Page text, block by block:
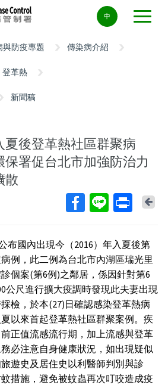
中
與防疫專題 傳染病介紹
登革熱
新聞稿
夏後登革熱社區群聚病
署促台北市加強防治力
散
布國內出現今（2016）年入夏後第
例，此二例為台北市內湖區瑞光里
個案(第6例)之鄰居，係因針對第6
公尺進行擴大疫調時發現此夫妻出現
檢，於本(27)日確認感染登革熱病
以來首起登革熱社區群聚案例。疾
正值流感流行期，加上流感與登革
必注意自身健康狀況，如出現疑似
遊史及居住史以利醫師判別與診
措施，避免被蚊蟲再次叮咬造成疫